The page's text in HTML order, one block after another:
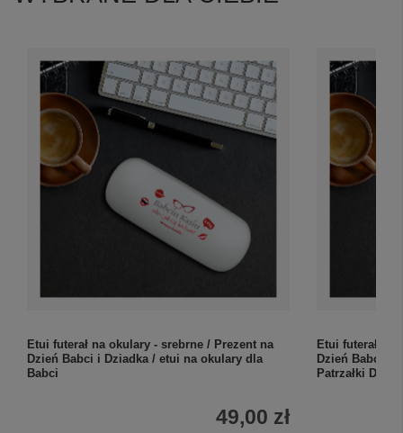
Etui futerał na okulary - srebrne / Prezent na
Dzień Babci i Dziadka / etui na okulary dla
Babci
49,00 zł
Etui futerał na
Dzień Babci i
Patrzałki